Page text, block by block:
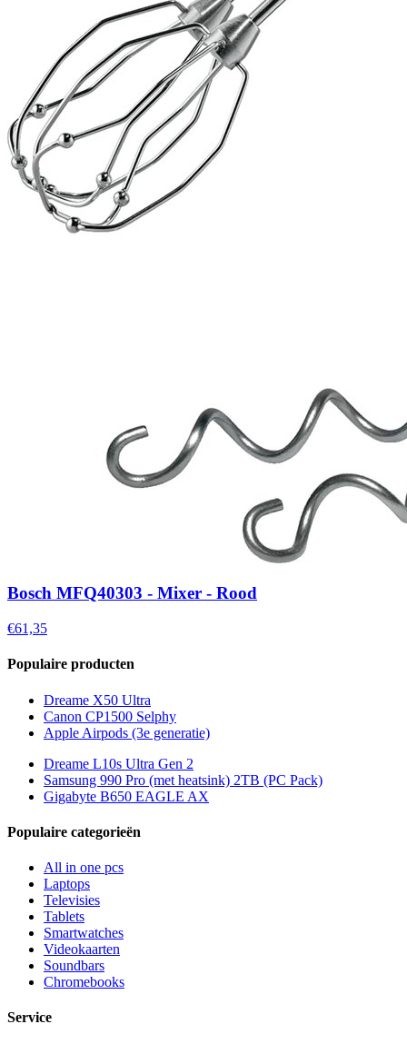
Bosch MFQ40303 - Mixer - Rood
€61,35
Populaire producten
Dreame X50 Ultra
Canon CP1500 Selphy
Apple Airpods (3e generatie)
Dreame L10s Ultra Gen 2
Samsung 990 Pro (met heatsink) 2TB (PC Pack)
Gigabyte B650 EAGLE AX
Populaire categorieën
All in one pcs
Laptops
Televisies
Tablets
Smartwatches
Videokaarten
Soundbars
Chromebooks
Service